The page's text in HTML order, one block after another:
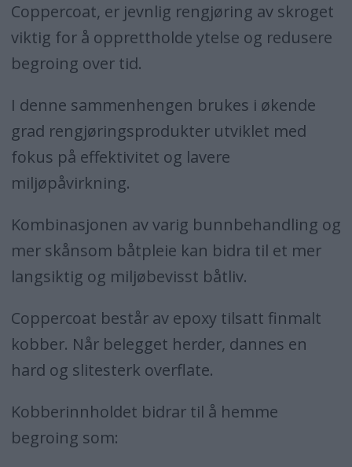
Coppercoat, er jevnlig rengjøring av skroget
viktig for å opprettholde ytelse og redusere
begroing over tid.
I denne sammenhengen brukes i økende
grad rengjøringsprodukter utviklet med
fokus på effektivitet og lavere
miljøpåvirkning.
Kombinasjonen av varig bunnbehandling og
mer skånsom båtpleie kan bidra til et mer
langsiktig og miljøbevisst båtliv.
Coppercoat består av epoxy tilsatt finmalt
kobber. Når belegget herder, dannes en
hard og slitesterk overflate.
Kobberinnholdet bidrar til å hemme
begroing som: